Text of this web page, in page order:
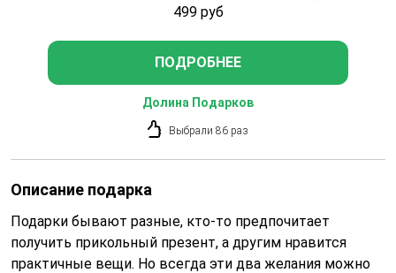
499 руб
ПОДРОБНЕЕ
Долина Подарков
Выбрали 86 раз
Описание подарка
Подарки бывают разные, кто-то предпочитает
получить прикольный презент, а другим нравится
практичные вещи. Но всегда эти два желания можно